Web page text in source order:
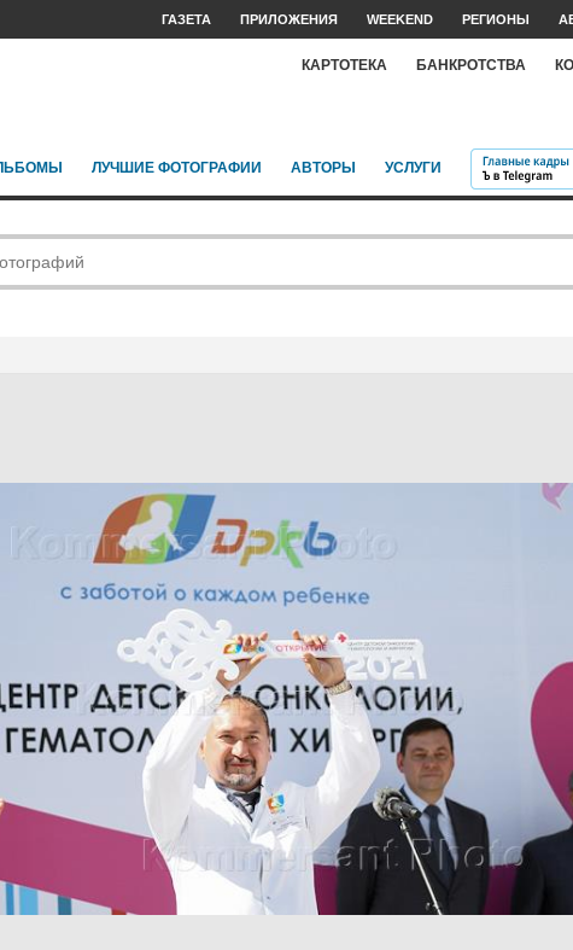
ГАЗЕТА ПРИЛОЖЕНИЯ WEEKEND РЕГИОНЫ
КАРТОТЕКА БАНКРОТСТВА
ЛУЧШИЕ ФОТОГРАФИИ АВТОРЫ УСЛУГИ